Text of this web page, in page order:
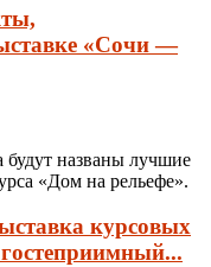
«Сочи —
будут названы лучшие
«Дом на рельефе».
курсовых